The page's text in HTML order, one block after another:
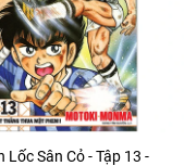
Lốc Sân Cỏ - Tập 13 -